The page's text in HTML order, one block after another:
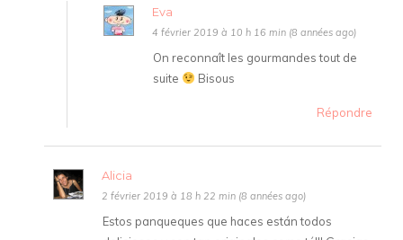
Eva
4 février 2019 à 10 h 16 min (8 années ago)
On reconnaît les gourmandes tout de
suite
Bisous
Répondre
Alicia
2 février 2019 à 18 h 22 min (8 années ago)
Estos panqueques que haces están todos